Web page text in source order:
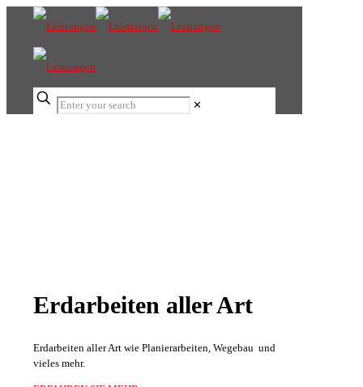
✕
Erdarbeiten aller Art
Erdarbeiten aller Art wie Planierarbeiten, Wegebau und
vieles mehr.